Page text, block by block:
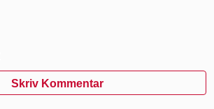
Skriv Kommentar